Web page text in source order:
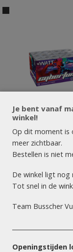
VUURWERK
acties: goede prijs,
betrouwbaar
Je bent vanaf
winkel!
Op dit moment is
meer zichtbaar.
Bestellen is niet
De winkel ligt nog
Tot snel in de
Team Busscher
Openingstijden